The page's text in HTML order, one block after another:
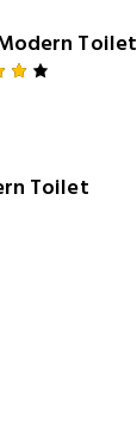
Toilet
Toilet